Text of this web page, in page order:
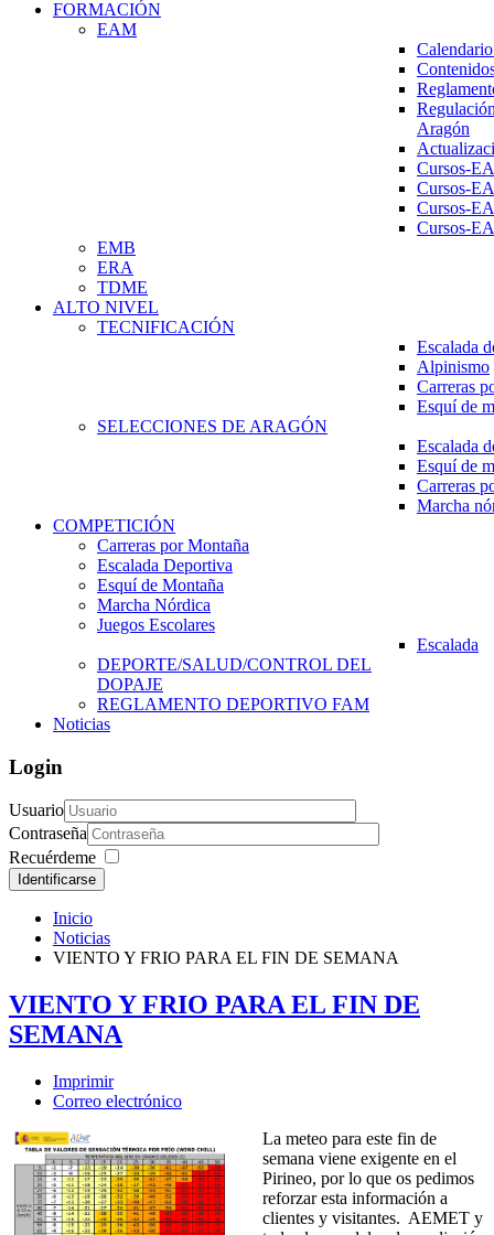
FORMACIÓN
EAM
Aragón
Cursos-
Cursos-
Cursos-
Cursos-
EMB
ERA
TDME
ALTO NIVEL
TECNIFICACIÓN
Escalada
Alpinismo
Carreras
Esquí de
SELECCIONES DE ARAGÓN
Escalada
Esquí de
Carreras
Marcha
COMPETICIÓN
Carreras por Montaña
Escalada Deportiva
Esquí de Montaña
Marcha Nórdica
Juegos Escolares
Escalada
DEPORTE/SALUD/CONTROL DEL
DOPAJE
REGLAMENTO DEPORTIVO FAM
Noticias
Login
Usuario
Contraseña
Recuérdeme
Identificarse
Inicio
Noticias
VIENTO Y FRIO PARA EL FIN DE SEMANA
VIENTO Y FRIO PARA EL FIN DE
SEMANA
Imprimir
Correo electrónico
La meteo para este fin de
semana viene exigente en el
Pirineo, por lo que os pedimos
reforzar esta información a
clientes y visitantes. AEMET y